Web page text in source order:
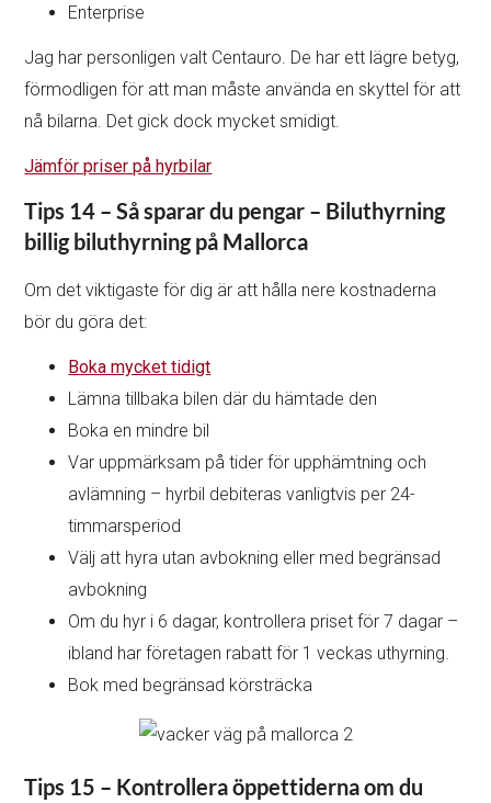
Enterprise
Jag har personligen valt Centauro. De har ett lägre betyg,
förmodligen för att man måste använda en skyttel för att
nå bilarna. Det gick dock mycket smidigt.
Jämför priser på hyrbilar
Tips 14 – Så sparar du pengar – Biluthyrning
billig biluthyrning på Mallorca
Om det viktigaste för dig är att hålla nere kostnaderna
bör du göra det:
Boka mycket tidigt
Lämna tillbaka bilen där du hämtade den
Boka en mindre bil
Var uppmärksam på tider för upphämtning och
avlämning – hyrbil debiteras vanligtvis per 24-
timmarsperiod
Välj att hyra utan avbokning eller med begränsad
avbokning
Om du hyr i 6 dagar, kontrollera priset för 7 dagar –
ibland har företagen rabatt för 1 veckas uthyrning.
Bok med begränsad körsträcka
Tips 15 – Kontrollera öppettiderna om du